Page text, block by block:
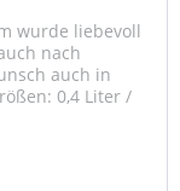
wurde liebevoll
nach
auch in
0,4 Liter /